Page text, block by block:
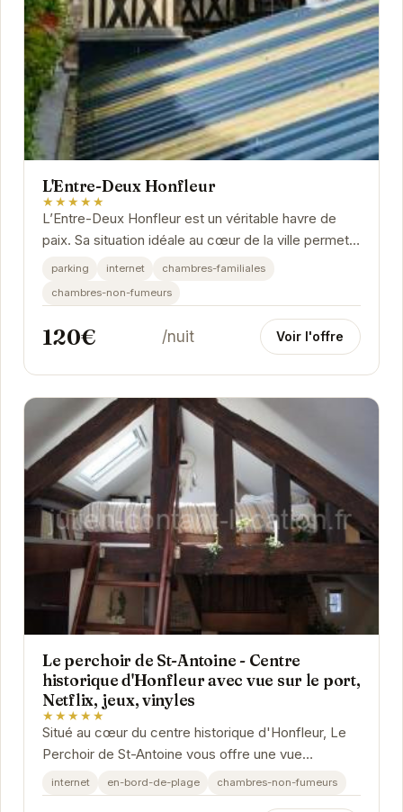
L'Entre-Deux Honfleur
★★★★★
L’Entre-Deux Honfleur est un véritable havre de
paix. Sa situation idéale au cœur de la ville permet
de profiter pleinement des charmes de...
parking internet
chambres-familiales
chambres-non-fumeurs
120€ /nuit Voir l'offre
Le perchoir de St-Antoine - Centre
historique d'Honfleur avec vue sur le port,
Netflix, jeux, vinyles
★★★★★
Situé au cœur du centre historique d'Honfleur, Le
Perchoir de St-Antoine vous offre une vue
imprenable sur le port. L'appartement, décoré
avec...
internet en-bord-de-plage chambres-non-fumeurs